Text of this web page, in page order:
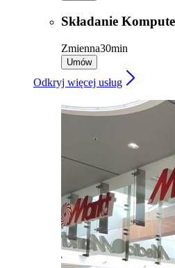
Składanie
Zmienna30min
Umów
Odkryj więcej usług